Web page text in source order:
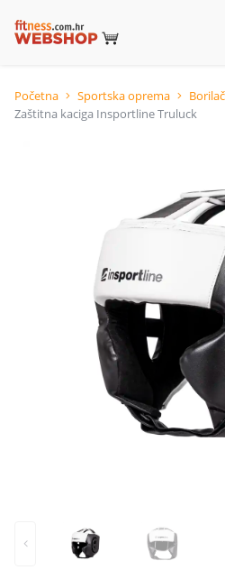
Početna Sportska oprema
Zaštitna kaciga Insportline Truluck